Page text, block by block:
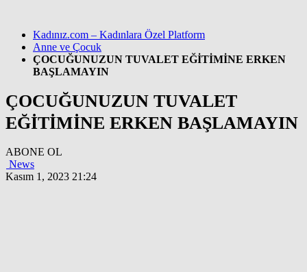
Kadınız.com – Kadınlara Özel Platform
Anne ve Çocuk
ÇOCUĞUNUZUN TUVALET EĞİTİMİNE ERKEN
BAŞLAMAYIN
ÇOCUĞUNUZUN TUVALET
EĞİTİMİNE ERKEN BAŞLAMAYIN
ABONE OL
News
Kasım 1, 2023 21:24